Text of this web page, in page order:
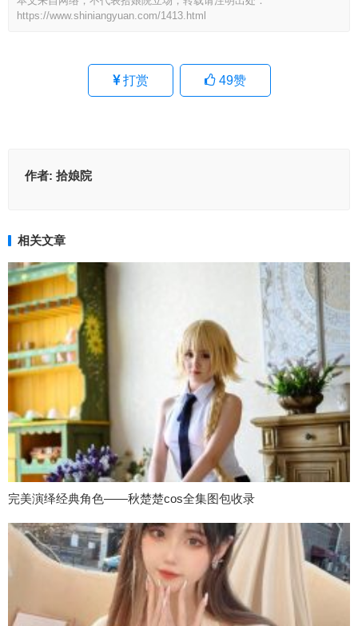
https://www.shiniangyuan.com/1413.html
打赏 49赞
作者: 拾娘院
相关文章
完美演绎经典角色——秋楚楚cos全集图包收录